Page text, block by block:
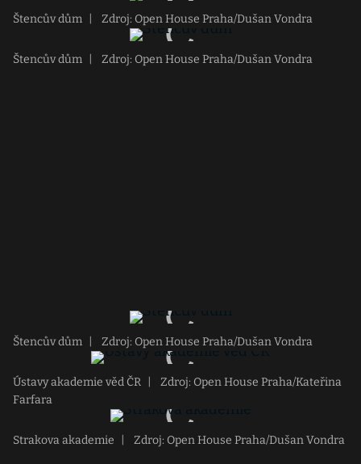
Štencův dům Zdroj: Open House Praha/Dušan Vondra
Štencův dům Zdroj: Open House Praha/Dušan Vondra
Štencův dům Zdroj: Open House Praha/Dušan Vondra
Ústavy akademie věd ČR
Zdroj: Open House Praha/Kateřina
Farfara
Strakova akademie Zdroj: Open House Praha/Dušan Vondra